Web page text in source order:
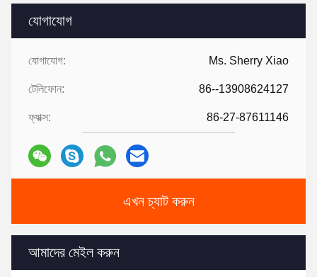
যোগাযোগ
যোগাযোগ: Ms. Sherry Xiao
টেলিফোন: 86--13908624127
ফ্যাক্স: 86-27-87611146
এখন চ্যাট করুন
আমাদের মেইল করুন